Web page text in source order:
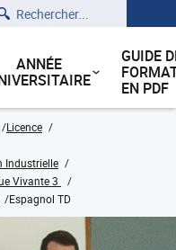
ANNÉE
GUIDE
EN PDF
Licence
Industrielle
Vivante 3
Espagnol TD